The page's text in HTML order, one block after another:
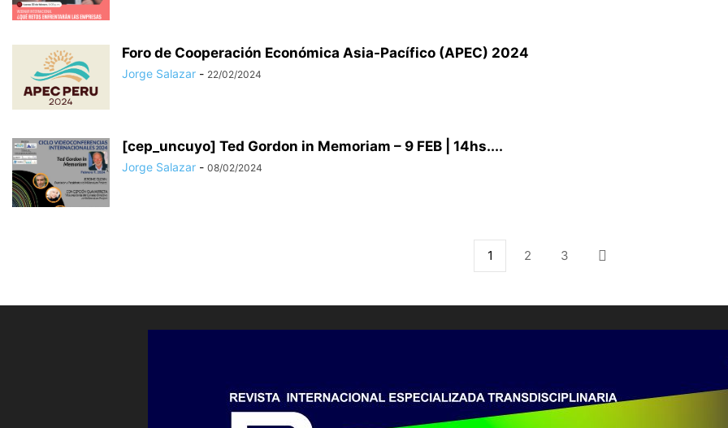
Foro de Cooperación Económica Asia-Pacífico (APEC) 2024
Jorge Salazar - 22/02/2024
[cep_uncuyo] Ted Gordon in Memoriam – 9 FEB | 14hs....
Jorge Salazar - 08/02/2024
1 2 3